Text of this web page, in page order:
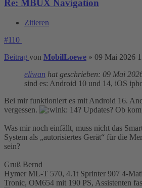
Re: MBUX Navigation
Zitieren
#110
Beitrag von MobilLoewe » 09 Mai 2026
eliwan hat geschrieben: 09 Mai
sind es: Android 10 und 14, iOS
Bei mir funktioniert es mit Android 16.
vergessen.
14? Updates? Ob
Was mir noch einfällt, muss nicht das
System als „autorisiertes Gerät“ für die
sein?
Gruß Bernd
Hymer ML-T 570, 4.1t Sprinter 907 4-
Tronic, OM654 mit 190 PS, Assistenten